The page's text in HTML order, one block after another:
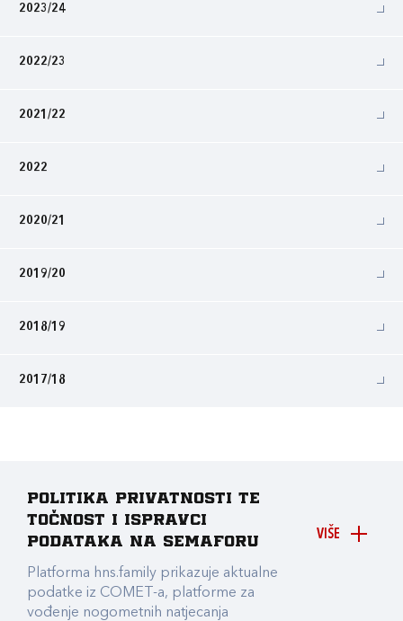
2023/24
2022/23
2021/22
2022
2020/21
2019/20
2018/19
2017/18
VIŠE
Politika privatnosti te
točnost i ispravci
podataka na Semaforu
Platforma hns.family prikazuje aktualne
podatke iz COMET-a, platforme za
vođenje nogometnih natjecanja